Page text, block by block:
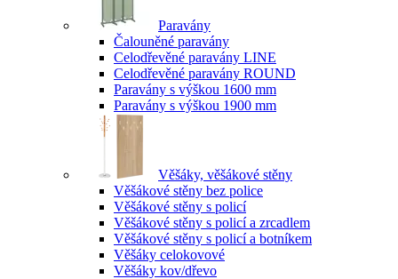
Paravány
Čalouněné paravány
Celodřevěné paravány LINE
Celodřevěné paravány ROUND
Paravány s výškou 1600 mm
Paravány s výškou 1900 mm
Věšáky, věšákové stěny
Věšákové stěny bez police
Věšákové stěny s policí
Věšákové stěny s policí a zrcadlem
Věšákové stěny s policí a botníkem
Věšáky celokovové
Věšáky kov/dřevo